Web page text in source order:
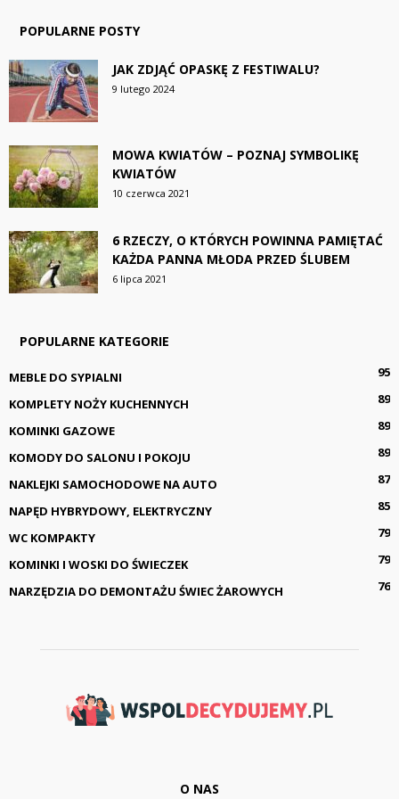
POPULARNE POSTY
JAK ZDJĄĆ OPASKĘ Z FESTIWALU?
9 lutego 2024
MOWA KWIATÓW – POZNAJ SYMBOLIKĘ
KWIATÓW
10 czerwca 2021
6 RZECZY, O KTÓRYCH POWINNA PAMIĘTAĆ
KAŻDA PANNA MŁODA PRZED ŚLUBEM
6 lipca 2021
POPULARNE KATEGORIE
MEBLE DO SYPIALNI
95
KOMPLETY NOŻY KUCHENNYCH
89
KOMINKI GAZOWE
89
KOMODY DO SALONU I POKOJU
89
NAKLEJKI SAMOCHODOWE NA AUTO
87
NAPĘD HYBRYDOWY, ELEKTRYCZNY
85
WC KOMPAKTY
79
KOMINKI I WOSKI DO ŚWIECZEK
79
NARZĘDZIA DO DEMONTAŻU ŚWIEC ŻAROWYCH
76
O NAS